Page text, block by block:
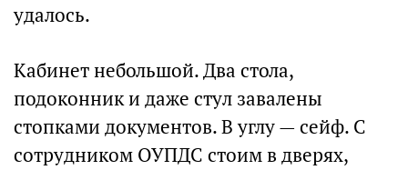
удалось.
Кабинет небольшой. Два стола,
подоконник и даже стул завалены
стопками документов. В углу — сейф. С
сотрудником ОУПДС стоим в дверях,